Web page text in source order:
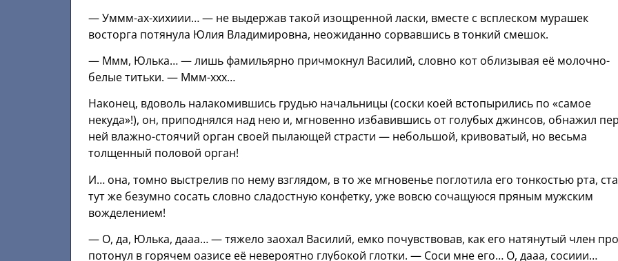
— Уммм-ах-хихиии… — не выдержав такой изощренной ласки, вместе с всплеском мурашек
восторга потянула Юлия Владимировна, неожиданно сорвавшись в тонкий смешок.
— Ммм, Юлька… — лишь фамильярно причмокнул Василий, словно кот облизывая её молочно-
белые титьки. — Ммм-ххх…
Наконец, вдоволь налакомившись грудью начальницы (соски коей встопырились по «самое
некуда»!), он, приподнялся над нею и, мгновенно избавившись от голубых джинсов, обнажил
ней влажно-стоячий орган своей пылающей страсти — небольшой, кривоватый, но весьма
толщенный половой орган!
И… она, томно выстрелив по нему взглядом, в то же мгновенье поглотила его тонкостью рта,
тут же безумно сосать словно сладостную конфетку, уже вовсю сочащуюся пряным мужским
вожделением!
— О, да, Юлька, дааа… — тяжело заохал Василий, емко почувствовав, как его натянутый член
потонул в горячем оазисе её невероятно глубокой глотки. — Соси мне его… О, дааа, сосиии…